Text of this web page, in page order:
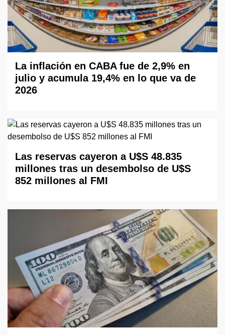
La inflación en CABA fue de 2,9% en
julio y acumula 19,4% en lo que va de
2026
Las reservas cayeron a U$S 48.835
millones tras un desembolso de U$S
852 millones al FMI